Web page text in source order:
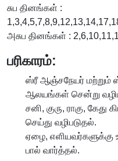
சுப தினங்கள் :
அசுப தினங்கள் :
பரிகாரம்:
ஸ்ரீ ஆஞ்சநேயர் மற்றும்
ஆலயங்கள் சென்று
சனி, குரு, ராகு,
செய்து வழிபடுதல்.
ஏழை, எளியவர்களுக்கு
பால் வார்த்தல்.